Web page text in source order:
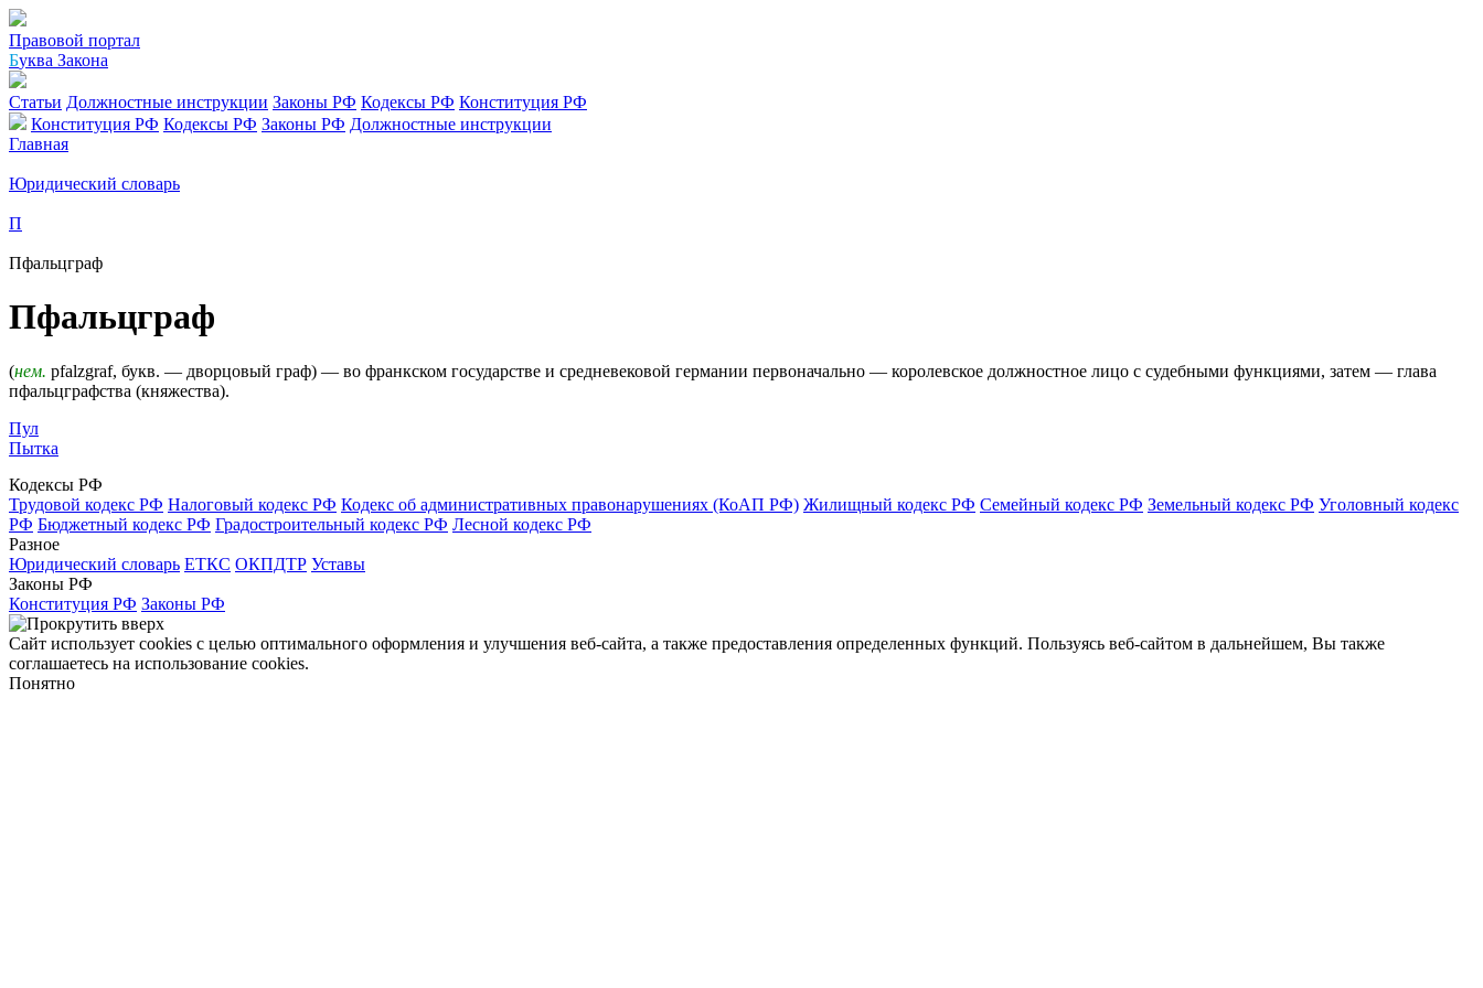
Правовой портал
Буква Закона
Статьи Должностные инструкции Законы РФ Кодексы РФ Конституция РФ
Конституция РФ Кодексы РФ Законы РФ Должностные инструкции
Главная
Юридический словарь
П
Пфальцграф
Пфальцграф
(нем. pfalzgraf, букв. — дворцовый граф) — во франкском государстве и средневековой германии первоначально — королевское должностное лицо с судебными функциями, затем — глава
пфальцграфства (княжества).
Пул
Пытка
Кодексы РФ
Трудовой кодекс РФ Налоговый кодекс РФ Кодекс об административных правонарушениях (КоАП РФ) Жилищный кодекс РФ Семейный кодекс РФ Земельный кодекс РФ Уголовный кодекс
РФ Бюджетный кодекс РФ Градостроительный кодекс РФ Лесной кодекс РФ
Разное
Юридический словарь ЕТКС ОКПДТР Уставы
Законы РФ
Конституция РФ Законы РФ
Сайт использует cookies с целью оптимального оформления и улучшения веб-сайта, а также предоставления определенных функций. Пользуясь веб-сайтом в дальнейшем, Вы также
соглашаетесь на использование cookies.
Понятно